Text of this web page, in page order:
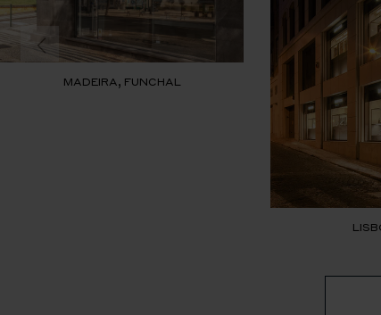
MADEIRA, FUNCHAL